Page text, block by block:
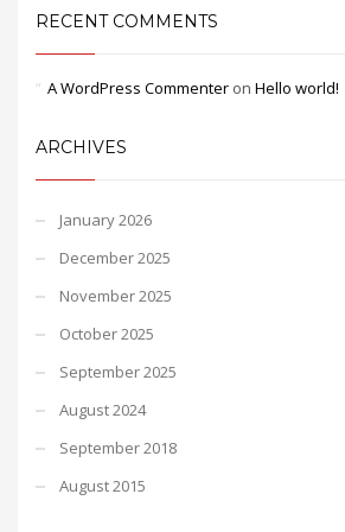
RECENT COMMENTS
A WordPress Commenter on Hello world!
ARCHIVES
January 2026
December 2025
November 2025
October 2025
September 2025
August 2024
September 2018
August 2015